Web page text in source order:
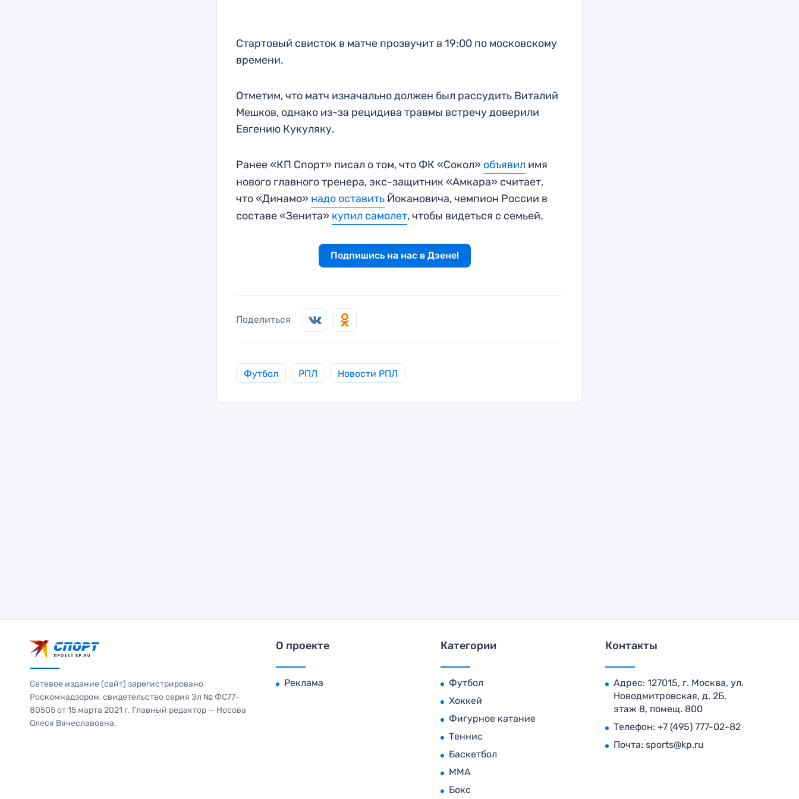
Стартовый свисток в матче прозвучит в 19:00 по московскому
времени.
Отметим, что матч изначально должен был рассудить Виталий
Мешков, однако из-за рецидива травмы встречу доверили
Евгению Кукуляку.
Ранее «КП Спорт» писал о том, что ФК «Сокол» объявил имя
нового главного тренера, экс-защитник «Амкара» считает,
что «Динамо» надо оставить Йокановича, чемпион России в
составе «Зенита» купил самолет, чтобы видеться с семьей.
Подпишись на нас в Дзене!
Поделиться
Футбол РПЛ Новости РПЛ
Сетевое издание (сайт) зарегистрировано
Роскомнадзором, свидетельство серия Эл № ФС77-
80505 от 15 марта 2021 г. Главный редактор — Носова
Олеся Вячеславовна.
О проекте
Реклама
Категории
Футбол
Хоккей
Фигурное катание
Теннис
Баскетбол
MMA
Бокс
Контакты
Адрес: 127015, г. Москва, ул.
Новодмитровская, д. 2Б,
этаж 8, помещ. 800
Телефон: +7 (495) 777-02-82
Почта: sports@kp.ru